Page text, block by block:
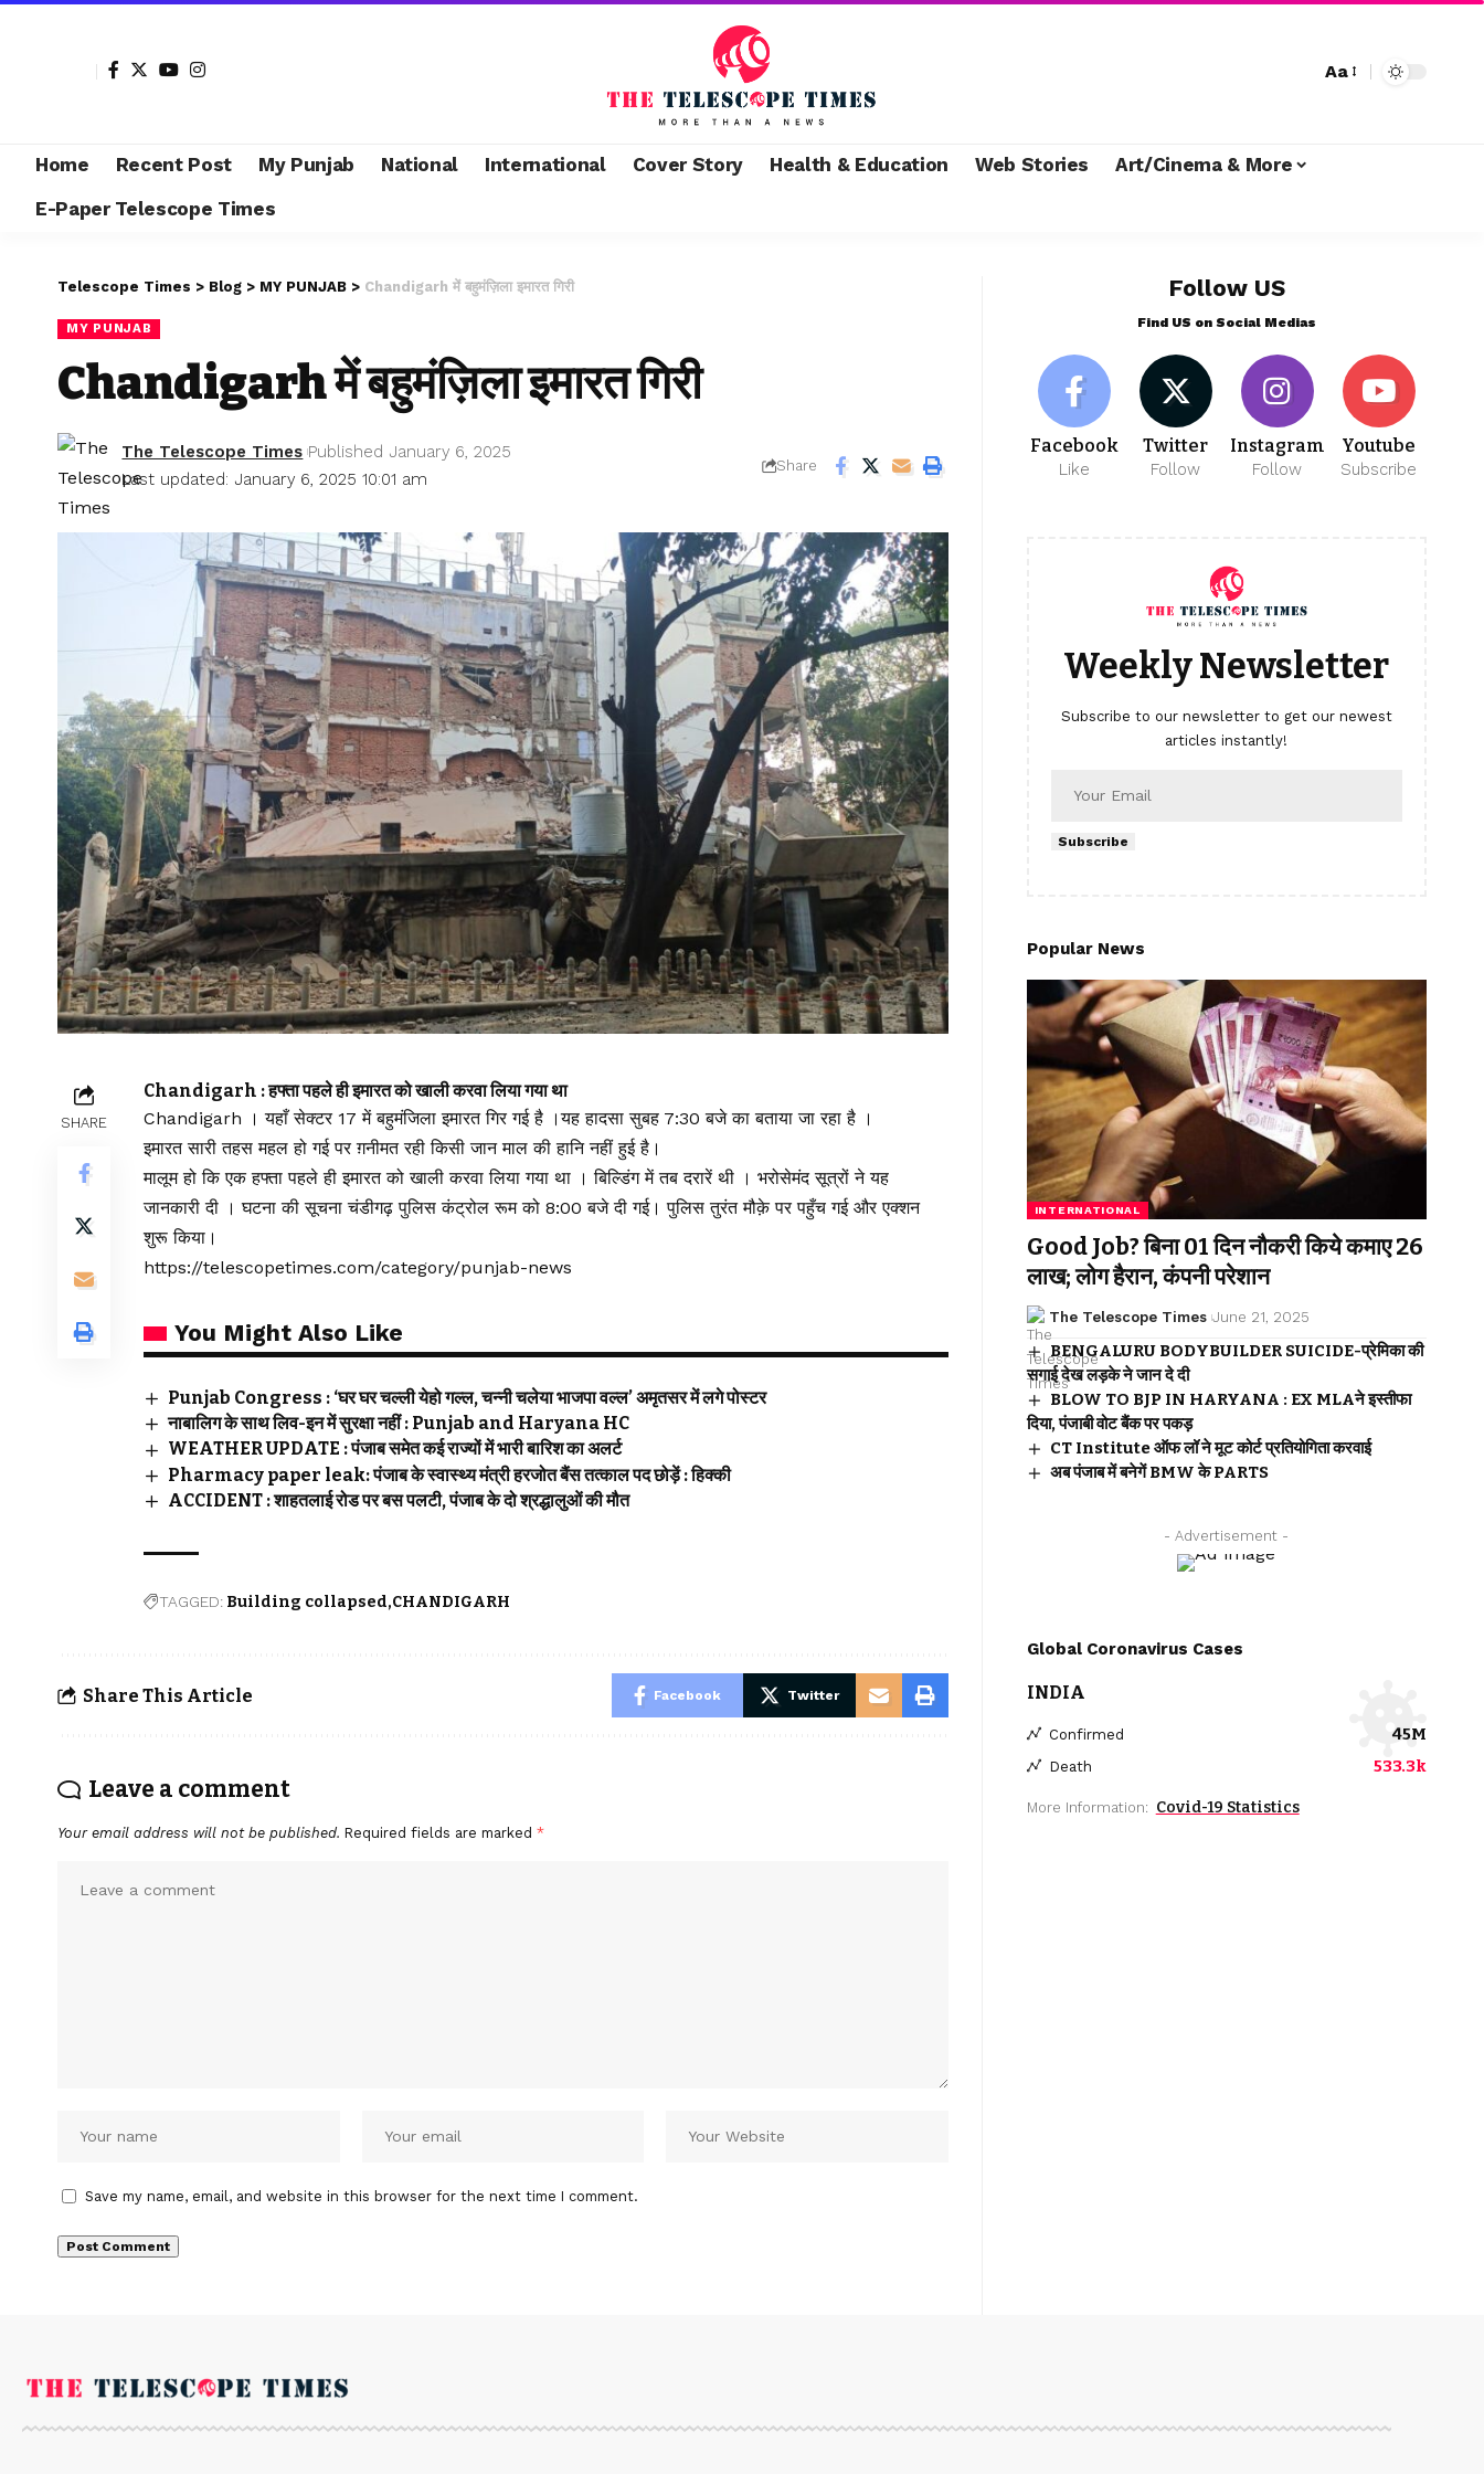
Aa
Home Recent Post My Punjab National International Cover Story Health & Education Web Stories
Art/Cinema & More
E-Paper Telescope Times
Telescope Times > Blog > MY PUNJAB > Chandigarh में बहुमंज़िला इमारत गिरी
MY PUNJAB
Chandigarh में बहुमंज़िला इमारत गिरी
Last updated: January 6, 2025 10:01 am
The Telescope Times Published January 6, 2025
Share
SHARE
Chandigarh : हफ्ता पहले ही इमारत को खाली करवा लिया गया था
Chandigarh । यहाँ सेक्टर 17 में बहुमंजिला इमारत गिर गई है ।यह हादसा सुबह 7:30 बजे का बताया जा रहा है ।
इमारत सारी तहस महल हो गई पर ग़नीमत रही किसी जान माल की हानि नहीं हुई है।
मालूम हो कि एक हफ्ता पहले ही इमारत को खाली करवा लिया गया था । बिल्डिंग में तब दरारें थी । भरोसेमंद सूत्रों ने यह
जानकारी दी । घटना की सूचना चंडीगढ़ पुलिस कंट्रोल रूम को 8:00 बजे दी गई। पुलिस तुरंत मौक़े पर पहुँच गई और एक्शन
शुरू किया।
https://telescopetimes.com/category/punjab-news
You Might Also Like
Punjab Congress : ‘घर घर चल्ली येहो गल्ल, चन्नी चलेया भाजपा वल्ल’ अमृतसर में लगे पोस्टर
नाबालिग के साथ लिव-इन में सुरक्षा नहीं : Punjab and Haryana HC
WEATHER UPDATE : पंजाब समेत कई राज्यों में भारी बारिश का अलर्ट
Pharmacy paper leak: पंजाब के स्वास्थ्य मंत्री हरजोत बैंस तत्काल पद छोड़ें : हिक्की
ACCIDENT : शाहतलाई रोड पर बस पलटी, पंजाब के दो श्रद्धालुओं की मौत
TAGGED: Building collapsed CHANDIGARH
Share This Article Facebook Twitter
Leave a comment
Your email address will not be published. Required fields are marked *
Save my name, email, and website in this browser for the next time I comment.
Follow US
Find US on Social Medias
Facebook
Like
Twitter
Follow
Instagram
Follow
Youtube
Subscribe
Weekly Newsletter
Subscribe to our newsletter to get our newest
articles instantly!
Subscribe
Popular News
INTERNATIONAL
Good Job? बिना 01 दिन नौकरी किये कमाए 26
लाख; लोग हैरान, कंपनी परेशान
The Telescope Times June 21, 2025
BENGALURU BODYBUILDER SUICIDE-प्रेमिका की
सगाई देख लड़के ने जान दे दी
BLOW TO BJP IN HARYANA : EX MLAने इस्तीफा
दिया, पंजाबी वोट बैंक पर पकड़
CT Institute ऑफ लॉ ने मूट कोर्ट प्रतियोगिता करवाई
अब पंजाब में बनेगें BMW के PARTS
- Advertisement -
Global Coronavirus Cases
INDIA
Confirmed 45M
Death 533.3k
More Information: Covid-19 Statistics